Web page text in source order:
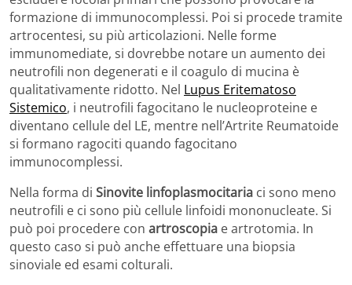
formazione di immunocomplessi. Poi si procede tramite
artrocentesi, su più articolazioni. Nelle forme
immunomediate, si dovrebbe notare un aumento dei
neutrofili non degenerati e il coagulo di mucina è
qualitativamente ridotto. Nel Lupus Eritematoso
Sistemico, i neutrofili fagocitano le nucleoproteine e
diventano cellule del LE, mentre nell’Artrite Reumatoide
si formano ragociti quando fagocitano
immunocomplessi.
Nella forma di Sinovite linfoplasmocitaria ci sono meno
neutrofili e ci sono più cellule linfoidi mononucleate. Si
può poi procedere con artroscopia e artrotomia. In
questo caso si può anche effettuare una biopsia
sinoviale ed esami colturali.